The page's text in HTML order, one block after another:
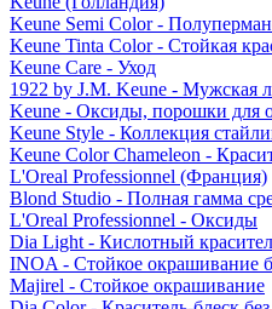
Keune Semi Color -
Keune Tinta Color - Стойкая
Keune Care - Уход
1922 by J.M. Keune - Мужская
Keune - Оксиды, порошки для
Keune Style - Коллекция
Keune Color Chameleon -
L'Oreal Professionnel (Франция)
Blond Studio - Полная гамма
L'Oreal Professionnel - Оксиды
Dia Light - Кислотный
INOA - Стойкое окрашивание
Majirel - Стойкое окрашивание